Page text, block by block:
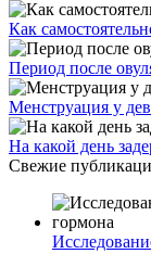
Как
Период после
Менструация у
На какой день
Свежие